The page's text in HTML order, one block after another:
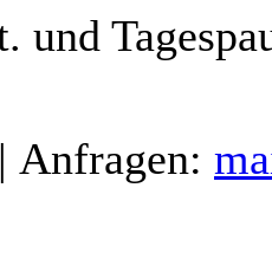
und
Anfragen: